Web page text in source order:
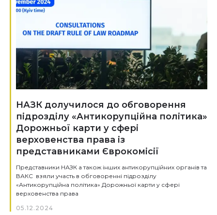
НАЗК долучилося до обговорення
підрозділу «Антикорупційна політика»
Дорожньої карти у сфері
верховенства права із
представниками Єврокомісії
Представники НАЗК а також інших антикорупційних органів та
ВАКС взяли участь в обговоренні підрозділу
«Антикорупційна політика» Дорожньої карти у сфері
верховенства права
05.12.2024